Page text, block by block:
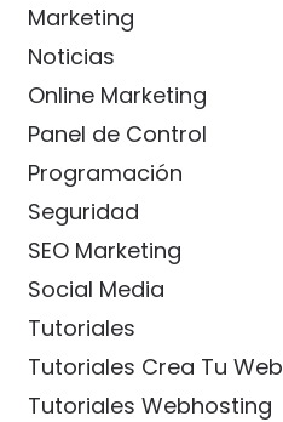
Marketing
Noticias
Online Marketing
Panel de Control
Programación
Seguridad
SEO Marketing
Social Media
Tutoriales
Tutoriales Crea Tu Web
Tutoriales Webhosting